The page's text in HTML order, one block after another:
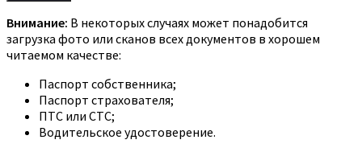
Внимание: В некоторых случаях может понадобится
загрузка фото или сканов всех документов в хорошем
читаемом качестве:
Паспорт собственника;
Паспорт страхователя;
ПТС или СТС;
Водительское удостоверение.